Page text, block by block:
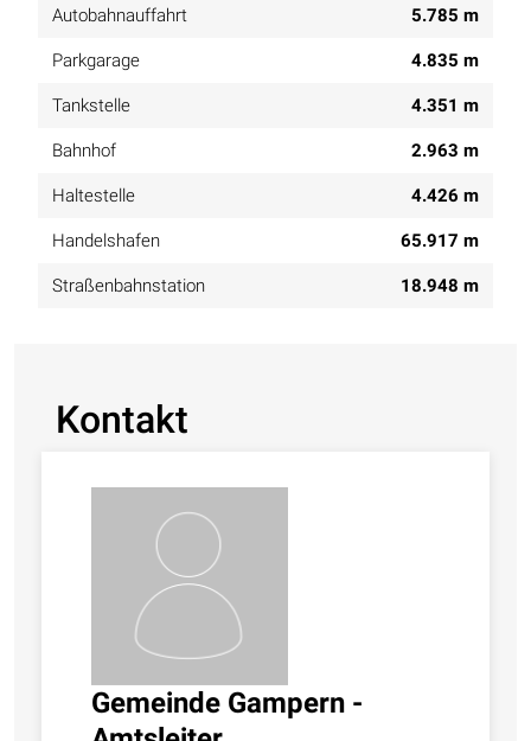
Autobahnauffahrt 5.785 m
Parkgarage 4.835 m
Tankstelle 4.351 m
Bahnhof 2.963 m
Haltestelle 4.426 m
Handelshafen 65.917 m
Straßenbahnstation 18.948 m
Kontakt
Gemeinde Gampern -